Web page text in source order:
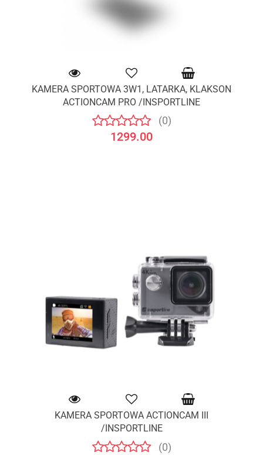
KAMERA SPORTOWA 3W1, LATARKA, KLAKSON
ACTIONCAM PRO /INSPORTLINE
(0)
1299.00
KAMERA SPORTOWA ACTIONCAM III
/INSPORTLINE
(0)